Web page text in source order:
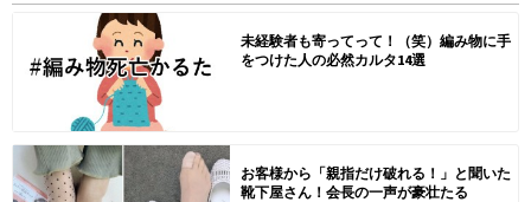
未経験者も寄ってって！（笑）編み物に手
をつけた人の必然カルタ14選
お客様から「親指だけ破れる！」と聞いた
靴下屋さん！会長の一声が豪壮たる